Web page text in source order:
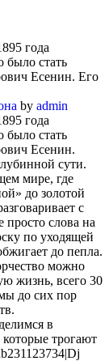
года
было стать
Есенин. Его
by admin
года
было стать
Есенин.
сути.
мире, где
до золотой
с
слова на
по уходящей
до пепла.
можно
жизнь, всего 30
до сих пор
в
трогают